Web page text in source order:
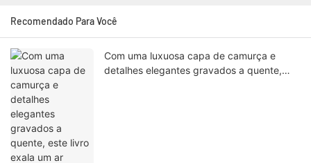
Recomendado Para Você
Com uma luxuosa capa de camurça e
detalhes elegantes gravados a quente,